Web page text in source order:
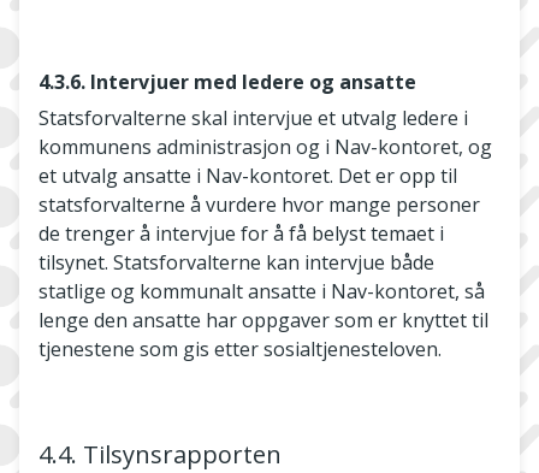
4.3.6. Intervjuer med ledere og ansatte
Statsforvalterne skal intervjue et utvalg ledere i
kommunens administrasjon og i Nav-kontoret, og
et utvalg ansatte i Nav-kontoret. Det er opp til
statsforvalterne å vurdere hvor mange personer
de trenger å intervjue for å få belyst temaet i
tilsynet. Statsforvalterne kan intervjue både
statlige og kommunalt ansatte i Nav-kontoret, så
lenge den ansatte har oppgaver som er knyttet til
tjenestene som gis etter sosialtjenesteloven.
4.4. Tilsynsrapporten